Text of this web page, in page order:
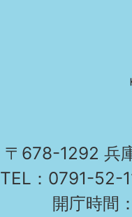
〒678-1292 兵
TEL：0791-52-
開庁時間